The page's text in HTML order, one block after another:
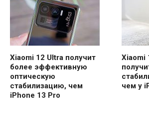
Xiaomi 12 Ultra получит
более эффективную
оптическую
стабилизацию, чем
iPhone 13 Pro
Xiaomi
чем у